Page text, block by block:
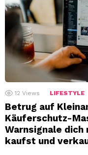
12 Views LIFESTYLE
Betrug auf
Käuferschutz-
Warnsignale
kaufst und